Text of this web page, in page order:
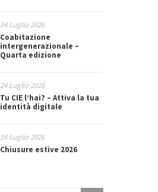
24 Luglio 2026
Coabitazione
intergenerazionale –
Quarta edizione
24 Luglio 2026
Tu CIE l’hai? – Attiva la tua
identità digitale
24 Luglio 2026
Chiusure estive 2026